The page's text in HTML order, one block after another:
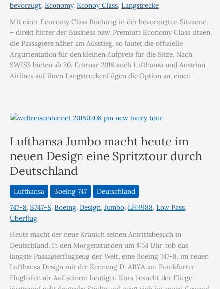
bevorzugt, Economy, Econoy Class, Langstrecke
Mit einer Economy Class Buchung in der bevorzugten Sitzzone
– direkt hinter der Business bzw. Premium Economy Class sitzen
die Passagiere näher am Ausstieg, so lautet die offizielle
Argumentation für den kleinen Aufpreis für die Sitze. Nach
SWISS bieten ab 20. Februar 2018 auch Lufthansa und Austrian
Airlines auf ihren Langstreckenflügen die Option an, einen
Lufthansa Jumbo macht heute im
neuen Design eine Spritztour durch
Deutschland
Lufthansa Boeing 747
Deutschland
747-8, B747-8, Boeing, Design, Jumbo, LH9988, Low Pass,
Überflug
Heute macht der neue Kranich seinen Antrittsbesuch in
Deutschland. In den Morgenstunden um 8:54 Uhr hob das
längste Passagierflugzeug der Welt, eine Boeing 747-8, im neuen
Lufthansa Design mit der Kennung D-ABYA am Frankfurter
Flughafen ab. Auf seinem heutigen Kurs besucht der Flieger